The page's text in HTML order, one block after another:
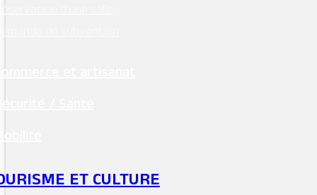
d’une salle
de subvention
et artisanat
/ Santé
ET CULTURE